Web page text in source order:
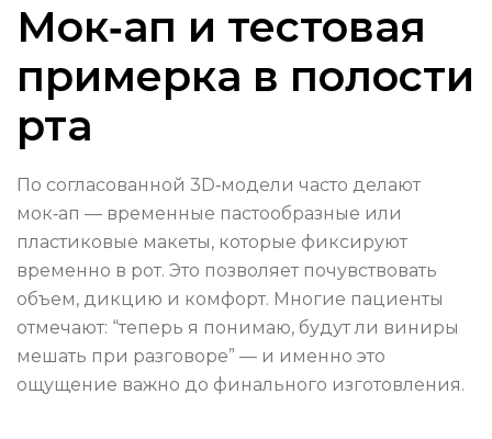
Мок‑ап и тестовая
примерка в полости
рта
По согласованной 3D‑модели часто делают
мок‑ап — временные пастообразные или
пластиковые макеты, которые фиксируют
временно в рот. Это позволяет почувствовать
объем, дикцию и комфорт. Многие пациенты
отмечают: “теперь я понимаю, будут ли виниры
мешать при разговоре” — и именно это
ощущение важно до финального изготовления.